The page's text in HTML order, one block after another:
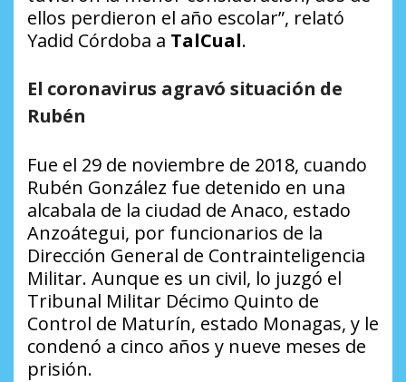
ellos perdieron el año escolar”, relató
Yadid Córdoba a TalCual.
El coronavirus agravó situación de
Rubén
Fue el 29 de noviembre de 2018, cuando
Rubén González fue detenido en una
alcabala de la ciudad de Anaco, estado
Anzoátegui, por funcionarios de la
Dirección General de Contrainteligencia
Militar. Aunque es un civil, lo juzgó el
Tribunal Militar Décimo Quinto de
Control de Maturín, estado Monagas, y le
condenó a cinco años y nueve meses de
prisión.